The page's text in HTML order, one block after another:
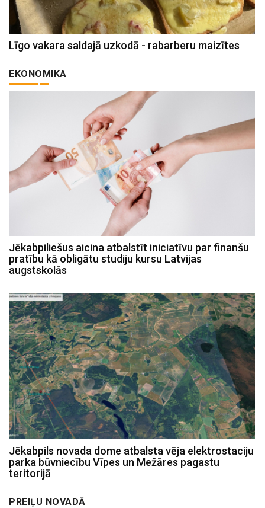
Līgo vakara saldajā uzkodā - rabarberu maizītes
EKONOMIKA
Jēkabpiliešus aicina atbalstīt iniciatīvu par finanšu
pratību kā obligātu studiju kursu Latvijas
augstskolās
Jēkabpils novada dome atbalsta vēja elektrostaciju
parka būvniecību Vīpes un Mežāres pagastu
teritorijā
PREIĻU NOVADĀ